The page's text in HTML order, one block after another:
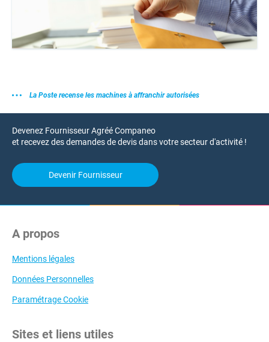
La Poste recense les machines à affranchir autorisées
Devenez Fournisseur Agréé Companeo
et recevez des demandes de devis dans votre secteur d'activité !
Devenir Fournisseur
A propos
Mentions légales
Données Personnelles
Paramétrage Cookie
Sites et liens utiles